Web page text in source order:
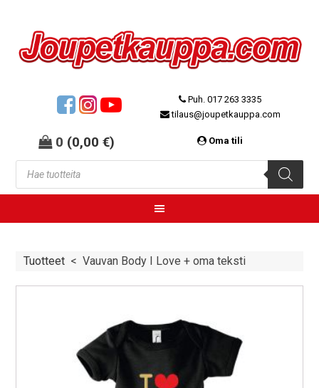
0 (0,00€)
Puh. 017 263 3335
tilaus@joupetkauppa.com
Oma tili
Tuotteet <Vauvan Body I Love + oma teksti